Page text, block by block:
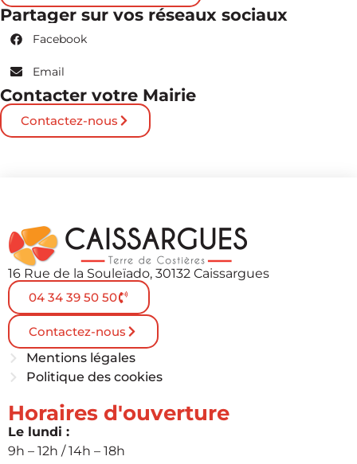
Partager sur vos réseaux sociaux
Facebook
Email
Contacter votre Mairie
Contactez-nous
16 Rue de la Souleïado, 30132 Caissargues
04 34 39 50 50
Contactez-nous
Mentions légales
Politique des cookies
Horaires d'ouverture
Le lundi :
9h – 12h / 14h – 18h